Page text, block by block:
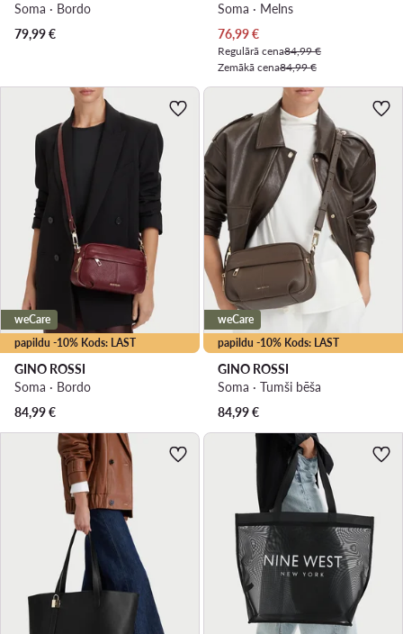
Soma · Bordo
79,99€
Soma · Melns
Pašreizējā cena
76,99€
Regulārā cena84,99 €
Zemākā cena84,99 €
papildu -10% Kods: LAST
weCare
GINO ROSSI
Soma · Bordo
84,99€
papildu -10% Kods: LAST
weCare
GINO ROSSI
Soma · Tumši bēša
84,99€